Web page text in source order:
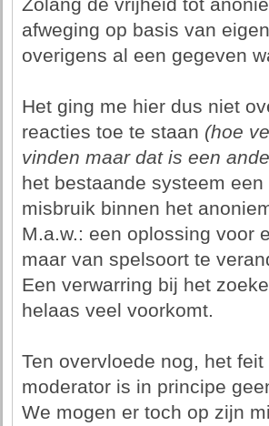
Zolang de vrijheid tot
afweging op basis van
overigens al een gegeven
Het ging me hier dus niet
reacties toe te staan (hoe
vinden maar dat is een
het bestaande systeem
misbruik binnen het
M.a.w.: een oplossing voor
maar van spelsoort te
Een verwarring bij het
helaas veel voorkomt.
Ten overvloede nog, het
moderator is in principe
We mogen er toch op zijn